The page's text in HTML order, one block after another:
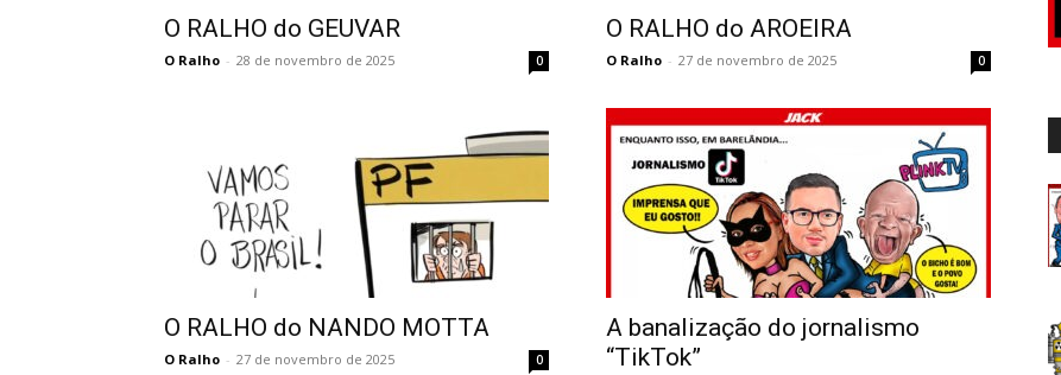
O RALHO do GEUVAR
O Ralho - 28 de novembro de 2025 0
O RALHO do AROEIRA
O Ralho - 27 de novembro de 2025 0
O RALHO do NANDO MOTTA
O Ralho - 27 de novembro de 2025 0
A banalização do jornalismo
“TikTok”